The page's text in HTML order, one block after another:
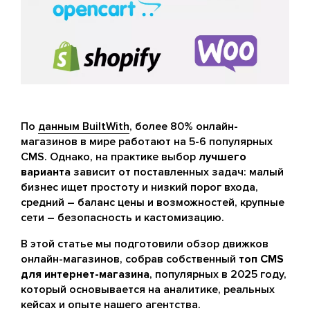
По данным BuiltWith, более 80% онлайн-
магазинов в мире работают на 5-6 популярных
CMS. Однако, на практике выбор лучшего
варианта зависит от поставленных задач: малый
бизнес ищет простоту и низкий порог входа,
средний – баланс цены и возможностей, крупные
сети – безопасность и кастомизацию.
В этой статье мы подготовили обзор движков
онлайн-магазинов, собрав собственный топ CMS
для интернет-магазина, популярных в 2025 году,
который основывается на аналитике, реальных
кейсах и опыте нашего агентства.